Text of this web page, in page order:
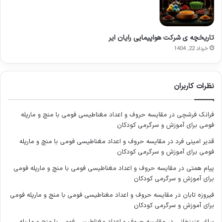
آثار باستانی و تمدن های اولیه املش
آثار باستانی کشف شده در املش، شامل سفالینه ها، ابزارآلات سنگی
و فلزی، و گورستان های باستانی، به دوران های مختلفی از جمله
عصر آهن و حتی پیش از آن بازمی گردد. این یافته ها، نشان دهنده
وجود تمدن های پیشرفته در این ناحیه است. هرچند تمدن مارلیک
دهنده ارتباطات فرهنگی و تمدنی با سایر نقاط باستانی گیلان است.
این آثار، گواهی بر غنای تاریخی و فرهنگی املش در دوران های کهن
و پیش از ظهور اسلام هستند و اطلاعات ارزشمندی درباره سبک
زندگی و آداب و رسوم مردمان باستانی این سرزمین به دست می
دهند.
املش در دوران اسلامی
با ظهور اسلام در ایران، املش نیز مانند سایر نقاط گیلان، تحت تأثیر
تحولات قرار گرفت. این منطقه، به دلیل موقعیت کوهستانی و
تاریخچه ی شرکت هواپیمایی رایان ایر
خرداد 22, 1404
نظرات کاربران
فرانک فرشچی در مقایسه حروف و اعداد مغناطیسی فومی با منچ و مارپله
فومی برای آموزش و سرگرمی کودکان
قدیر امینی فرد در مقایسه حروف و اعداد مغناطیسی فومی با منچ و مارپله
فومی برای آموزش و سرگرمی کودکان
پیام همتی در مقایسه حروف و اعداد مغناطیسی فومی با منچ و مارپله فومی
برای آموزش و سرگرمی کودکان
فیروزه تابان در مقایسه حروف و اعداد مغناطیسی فومی با منچ و مارپله فومی
برای آموزش و سرگرمی کودکان